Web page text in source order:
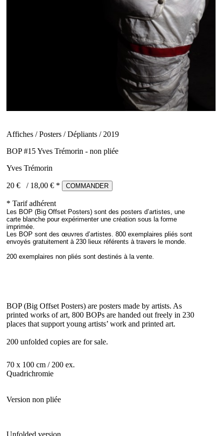
Affiches / Posters / Dépliants / 2019
BOP #15 Yves Trémorin - non pliée
Yves Trémorin
20 € / 18,00 € * COMMANDER
* Tarif adhérent
Les BOP (Big Offset Posters) sont des posters d’artistes, une
carte blanche pour expérimenter une création sous la forme
imprimée.
Les BOP sont des œuvres d’artistes. 800 exemplaires pliés sont
envoyés gratuitement à 230 lieux référents à travers le monde.
200 exemplaires non pliés sont destinés à la vente.
BOP (Big Offset Posters) are posters made by artists. As
printed works of art, 800 BOPs are handed out freely in 230
places that support young artists’ work and printed art.
200 unfolded copies are for sale.
70 x 100 cm / 200 ex.
Quadrichromie
Version non pliée